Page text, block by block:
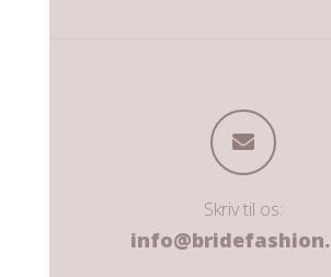
Skriv til os: